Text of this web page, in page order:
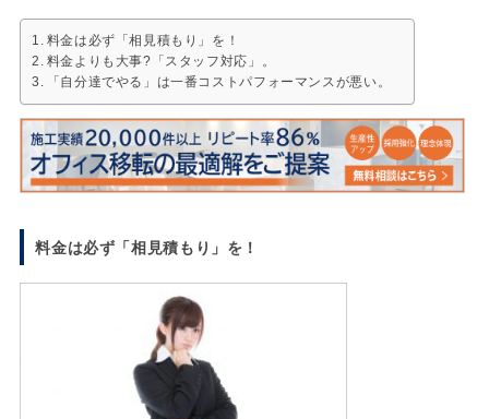
料金は必ず「相見積もり」を！
料金よりも大事?「スタッフ対応」。
「自分達でやる」は一番コストパフォーマンスが悪い。
料金は必ず「相見積もり」を！